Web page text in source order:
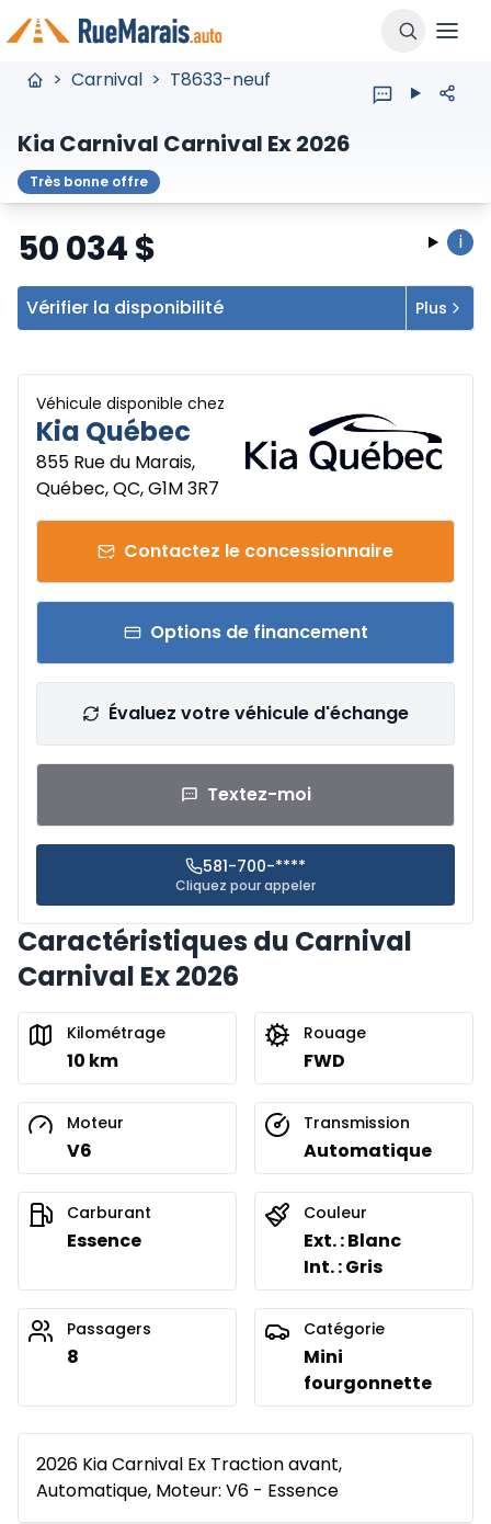
> Carnival > T8633-neuf
Kia Carnival Carnival Ex 2026
Très bonne offre
50 034$ i
Vérifier la disponibilité Plus
Véhicule disponible chez
Kia Québec
855 Rue du Marais,
Québec, QC, G1M 3R7
Contactez le concessionnaire
Options de financement
Évaluez votre véhicule d'échange
Textez-moi
581-700-****
Cliquez pour appeler
Caractéristiques du Carnival
Carnival Ex 2026
Kilométrage
10 km
Rouage
FWD
Moteur
V6
Transmission
Automatique
Carburant
Essence
Couleur
Ext. : Blanc
Int. : Gris
Passagers
8
Catégorie
Mini
fourgonnette
2026 Kia Carnival Ex Traction avant,
Automatique, Moteur: V6 - Essence